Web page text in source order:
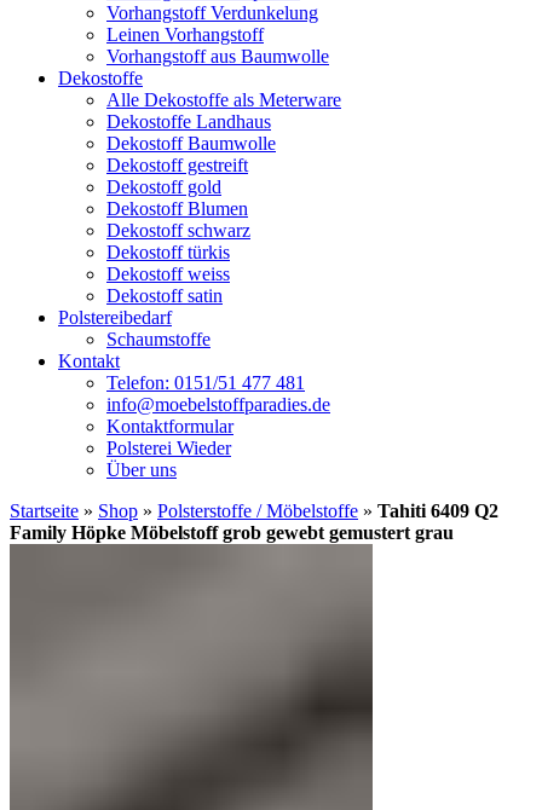
Vorhangstoff Verdunkelung
Leinen Vorhangstoff
Vorhangstoff aus Baumwolle
Dekostoffe
Alle Dekostoffe als Meterware
Dekostoffe Landhaus
Dekostoff Baumwolle
Dekostoff gestreift
Dekostoff gold
Dekostoff Blumen
Dekostoff schwarz
Dekostoff türkis
Dekostoff weiss
Dekostoff satin
Polstereibedarf
Schaumstoffe
Kontakt
Telefon: 0151/51 477 481
info@moebelstoffparadies.de
Kontaktformular
Polsterei Wieder
Über uns
Startseite » Shop » Polsterstoffe / Möbelstoffe » Tahiti 6409 Q2
Family Höpke Möbelstoff grob gewebt gemustert grau